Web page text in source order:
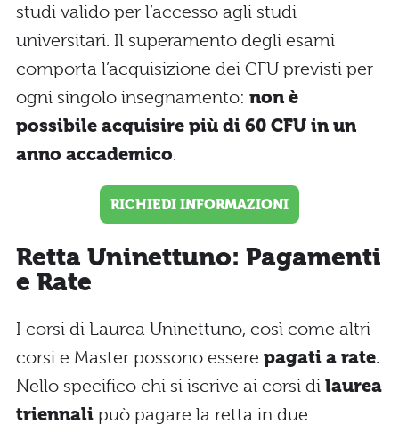
studi valido per l’accesso agli studi
universitari. Il superamento degli esami
comporta l’acquisizione dei CFU previsti per
ogni singolo insegnamento: non è
possibile acquisire più di 60 CFU in un
anno accademico.
RICHIEDI INFORMAZIONI
Retta Uninettuno: Pagamenti
e Rate
I corsi di Laurea Uninettuno, così come altri
corsi e Master possono essere pagati a rate.
Nello specifico chi si iscrive ai corsi di laurea
triennali può pagare la retta in due